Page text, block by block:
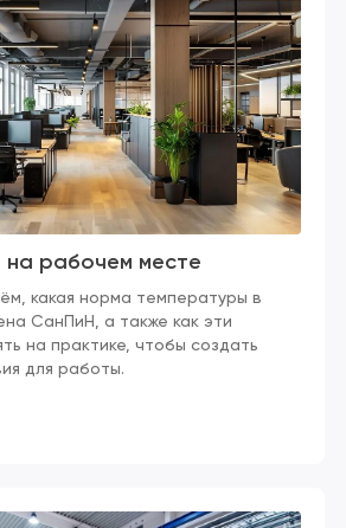
на рабочем месте
какая норма температуры в
СанПиН, а также как эти
на практике, чтобы создать
для работы.